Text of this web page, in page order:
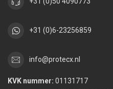
+31 (0)6-23256859
info@protecx.nl
KVK nummer: 01131717